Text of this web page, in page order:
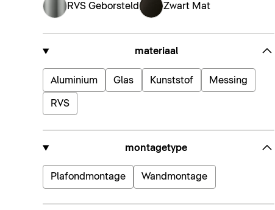
RVS Geborsteld Zwart Mat
materiaal
Aluminium Glas Kunststof Messing
RVS
montagetype
Plafondmontage Wandmontage